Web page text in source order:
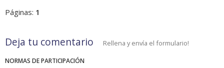
Páginas: 1
Deja tu comentario Rellena y envía el formulario!
NORMAS DE PARTICIPACIÓN